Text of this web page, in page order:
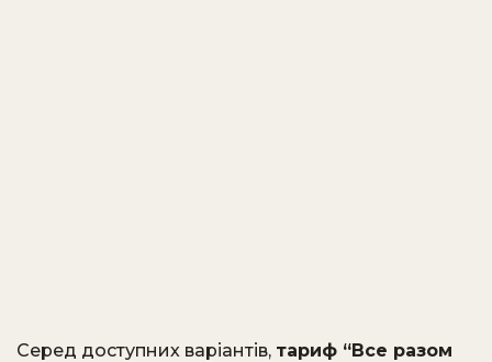
Серед доступних варіантів, тариф “Все разом